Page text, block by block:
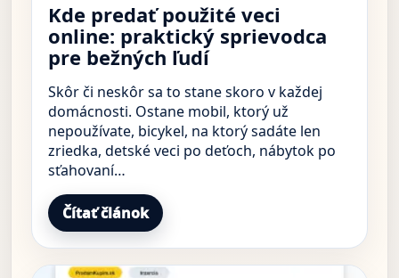
Kde predať použité veci
online: praktický sprievodca
pre bežných ľudí
Skôr či neskôr sa to stane skoro v každej
domácnosti. Ostane mobil, ktorý už
nepoužívate, bicykel, na ktorý sadáte len
zriedka, detské veci po deťoch, nábytok po
sťahovaní…
Čítať článok